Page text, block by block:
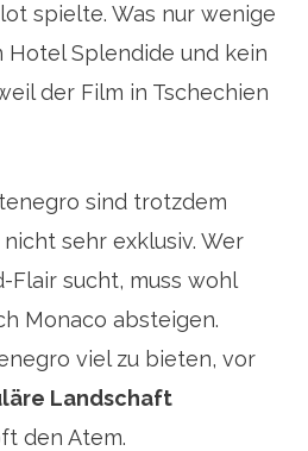
spielte. Was nur wenige
Hotel Splendide und kein
der Film in Tschechien
sind trotzdem
sehr exklusiv. Wer
Flair sucht, muss wohl
Monaco absteigen.
viel zu bieten, vor
Landschaft
den Atem.